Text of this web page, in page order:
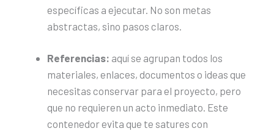
específicas a ejecutar. No son metas
abstractas, sino pasos claros.
Referencias: aquí se agrupan todos los
materiales, enlaces, documentos o ideas que
necesitas conservar para el proyecto, pero
que no requieren un acto inmediato. Este
contenedor evita que te satures con